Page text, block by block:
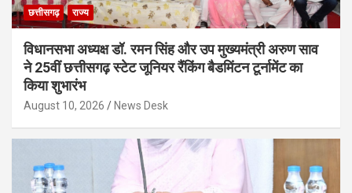
छत्तीसगढ़ राज्य
विधानसभा अध्यक्ष डॉ. रमन सिंह और उप मुख्यमंत्री अरुण साव
ने 25वीं छत्तीसगढ़ स्टेट जूनियर रैंकिंग बैडमिंटन टूर्नामेंट का
किया शुभारंभ
August 10, 2026 News Desk